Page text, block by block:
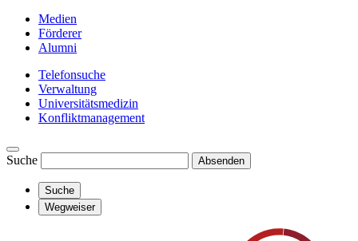
Medien
Förderer
Alumni
Telefonsuche
Verwaltung
Universitätsmedizin
Konfliktmanagement
Suche Absenden
Suche
Wegweiser